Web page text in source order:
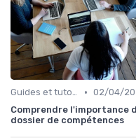
Guides et tutoriels • 02/04/
Comprendre l'importance
dossier de compétences